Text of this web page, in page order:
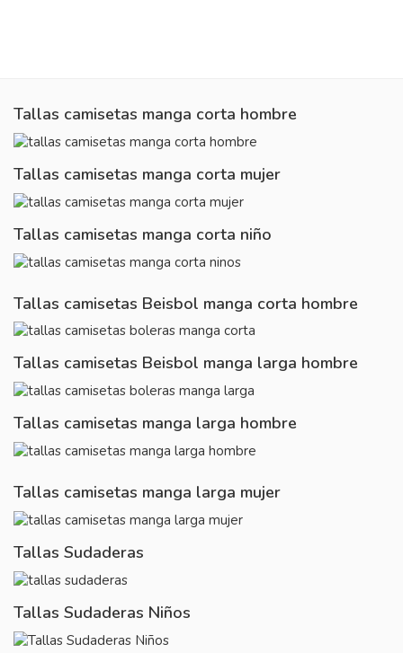
Tallas camisetas manga corta hombre
Tallas camisetas manga corta mujer
Tallas camisetas manga corta niño
Tallas camisetas Beisbol manga corta hombre
Tallas camisetas Beisbol manga larga hombre
Tallas camisetas manga larga hombre
Tallas camisetas manga larga mujer
Tallas Sudaderas
Tallas Sudaderas Niños